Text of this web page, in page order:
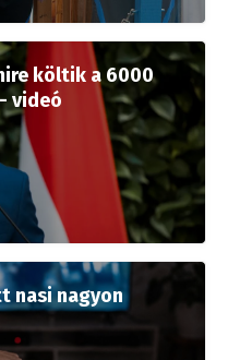
költik a 6000
videó
nasi nagyon